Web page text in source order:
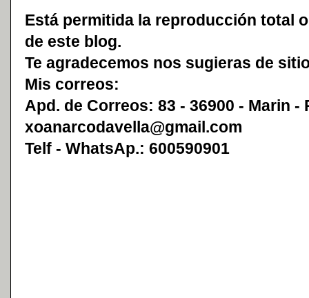
Está permitida la reproducción total
de este blog.
Te agradecemos nos sugieras de
Mis correos:
Apd. de Correos: 83 - 36900 - Marin -
xoanarcodavella@gmail.com
Telf - WhatsAp.: 600590901